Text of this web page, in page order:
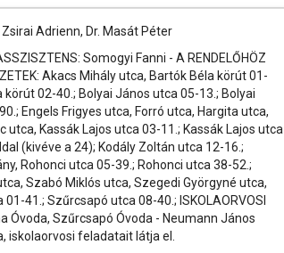
Zsirai Adrienn, Dr. Masát Péter
Somogyi Fanni - A RENDELŐHÖZ
Akacs Mihály utca, Bartók Béla körút 01-
körút 02-40.; Bolyai János utca 05-13.; Bolyai
Engels Frigyes utca, Forró utca, Hargita utca,
utca, Kassák Lajos utca 03-11.; Kassák Lajos utca
(kivéve a 24); Kodály Zoltán utca 12-16.;
Rohonci utca 05-39.; Rohonci utca 38-52.;
Szabó Miklós utca, Szegedi Györgyné utca,
41.; Szűrcsapó utca 08-40.; ISKOLAORVOSI
Óvoda, Szűrcsapó Óvoda - Neumann János
iskolaorvosi feladatait látja el.